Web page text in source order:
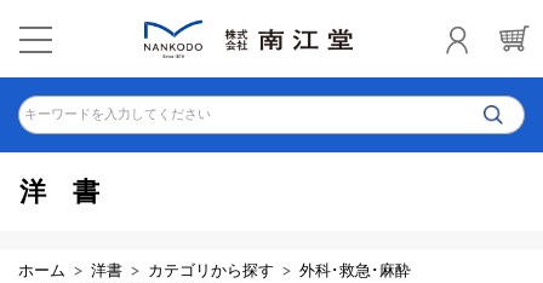
キーワードを入力してください
洋書
ホーム 洋書 カテゴリから探す
外科･救急･麻酔